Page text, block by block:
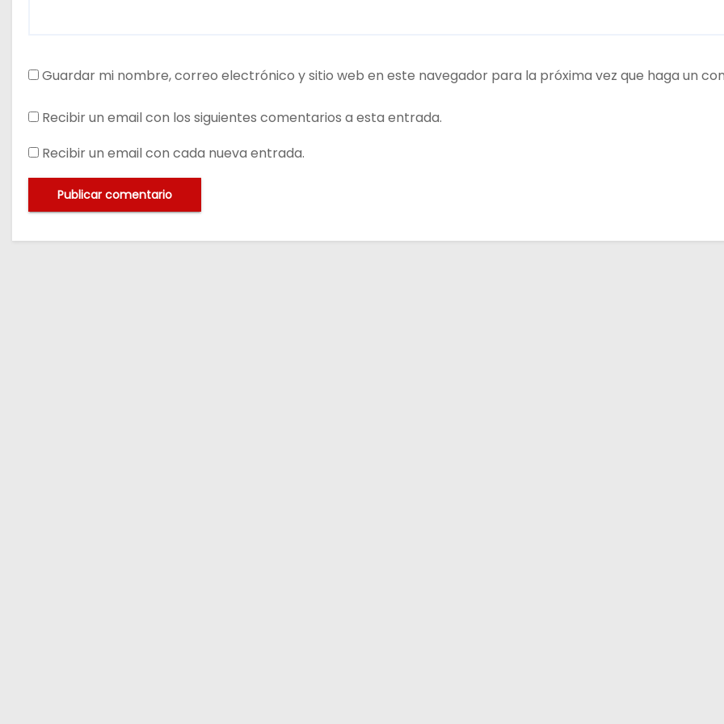
Guardar mi nombre, correo electrónico y sitio web en este navegador para la próxima vez que haga un
Recibir un email con los siguientes comentarios a esta entrada.
Recibir un email con cada nueva entrada.